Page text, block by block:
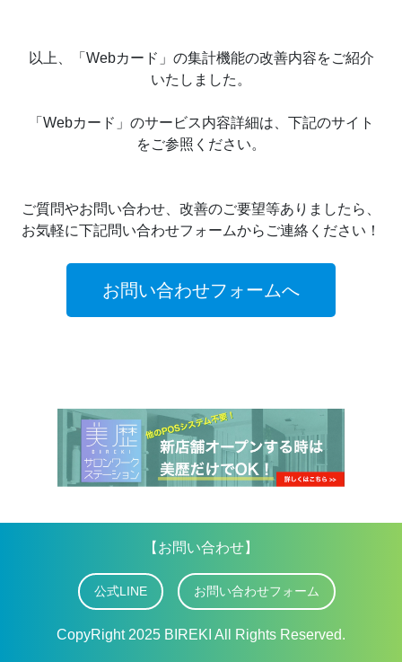
以上、「Webカード」の集計機能の改善内容をご紹介
いたしました。
「Webカード」のサービス内容詳細は、下記のサイト
をご参照ください。
ご質問やお問い合わせ、改善のご要望等ありましたら、
お気軽に下記問い合わせフォームからご連絡ください！
お問い合わせフォームへ
【お問い合わせ】
公式LINE お問い合わせフォーム
CopyRight 2025 BIREKI All Rights Reserved.